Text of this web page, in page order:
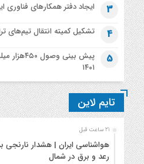
3 ایجاد دفتر همکارهای فناوری
4 تشکیل کمیته انتقال تیم‌های
5
پیش بینی
۱۴۰۱
تایم لاین
21 ساعت قبل
رعد و برق در شمال